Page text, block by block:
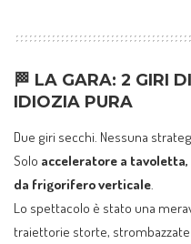
🏁 LA GARA: 2 GIRI
IDIOZIA PURA
Due giri secchi. Nessuna
Solo acceleratore a
da frigorifero verticale
Lo spettacolo è stato una
traiettorie storte, strombazzate